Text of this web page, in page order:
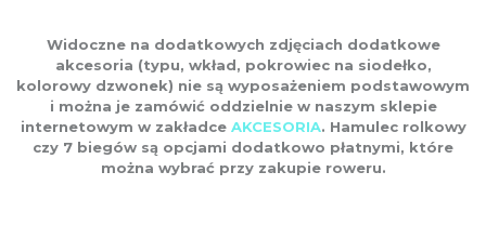
Widoczne na dodatkowych zdjęciach dodatkowe
akcesoria (typu, wkład, pokrowiec na siodełko,
kolorowy dzwonek) nie są wyposażeniem podstawowym
i można je zamówić oddzielnie w naszym sklepie
internetowym w zakładce AKCESORIA. Hamulec rolkowy
czy 7 biegów są opcjami dodatkowo płatnymi, które
można wybrać przy zakupie roweru.